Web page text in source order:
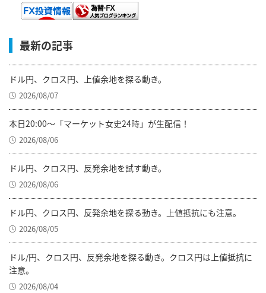
最新の記事
ドル円、クロス円、上値余地を探る動き。
2026/08/07
本日20:00～「マーケット女史24時」が生配信！
2026/08/06
ドル円、クロス円、反発余地を試す動き。
2026/08/06
ドル円、クロス円、反発余地を探る動き。上値抵抗にも注意。
2026/08/05
ドル/円、クロス円、反発余地を探る動き。クロス円は上値抵抗に
注意。
2026/08/04